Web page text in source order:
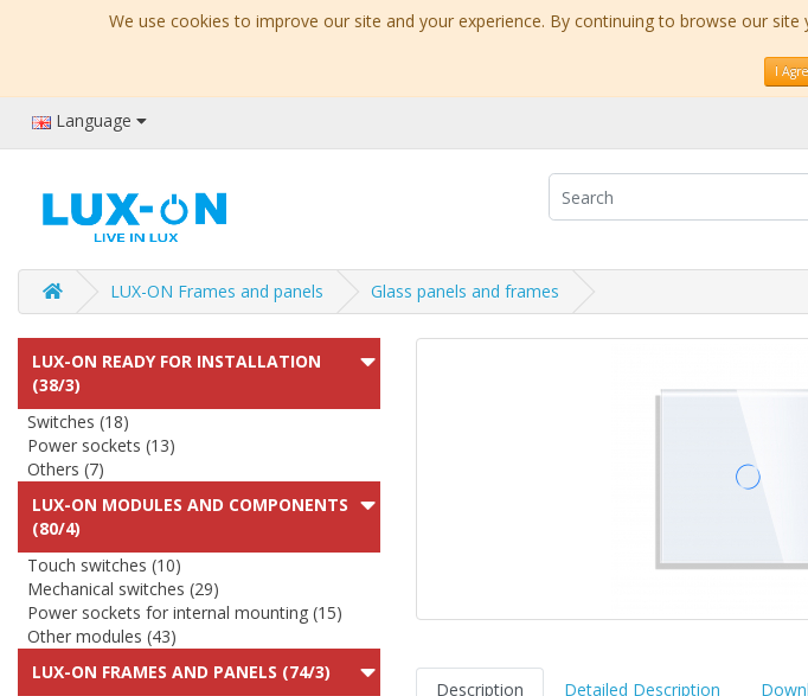
We use cookies to improve our site and your experience. By continuing to browse our
I
Language
LUX-ON Frames and panels Glass panels and frames
LUX-ON READY FOR INSTALLATION
(38/3)
Switches (18)
Power sockets (13)
Others (7)
LUX-ON MODULES AND COMPONENTS
(80/4)
Touch switches (10)
Mechanical switches (29)
Power sockets for internal mounting (15)
Other modules (43)
LUX-ON FRAMES AND PANELS (74/3)
Description Detailed Description